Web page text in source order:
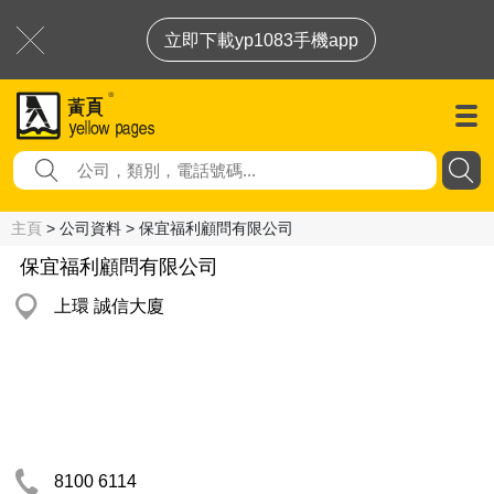
立即下載yp1083手機app
主頁 > 公司資料 > 保宜福利顧問有限公司
保宜福利顧問有限公司
上環 誠信大廈
8100 6114